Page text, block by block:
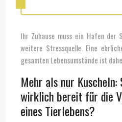
Ihr Zuhause muss ein Hafen
weitere Stressquelle. Eine
gesamten Lebensumstände ist
Mehr als nur
wirklich bereit für die
eines Tierlebens?